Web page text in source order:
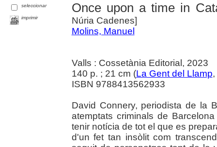
seleccionar
imprimir
Once upon a time in
Núria Cadenes]
Molins, Manuel
Valls : Cossetània Editorial, 2023
140 p. ; 21 cm (La Gent del Llamp
ISBN 9788413562933
David Connery, periodista de la
atemptats criminals de
tenir notícia de tot el que es
d'un fet tan insòlit com